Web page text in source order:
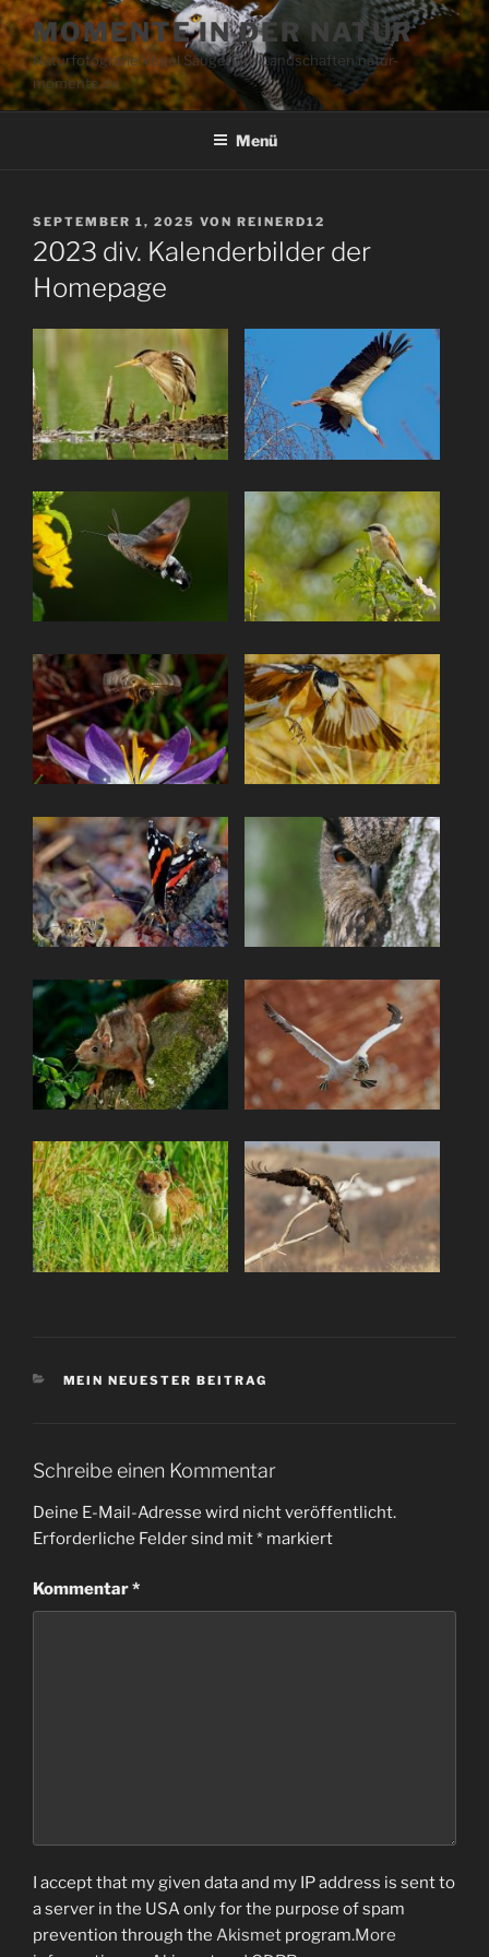
Zum
Inhalt
springen
MOMENTE IN DER NATUR
Naturfotografie Vögel Säugetiere Landschaften natur-
momente.de
Menü
VERÖFFENTLICHT
AM
SEPTEMBER 1, 2025 VON REINERD12
2023 div. Kalenderbilder der
Homepage
KATEGORIEN
MEIN NEUESTER BEITRAG
Schreibe einen Kommentar
Deine E-Mail-Adresse wird nicht veröffentlicht.
Erforderliche Felder sind mit* markiert
Kommentar*
I accept that my given data and my IP address is sent to
a server in the USA only for the purpose of spam
prevention through the Akismet program.More